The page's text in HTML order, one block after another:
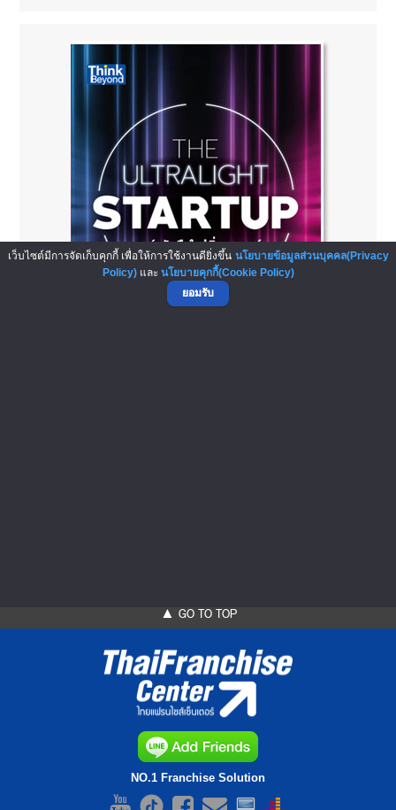
▲ GO TO TOP
NO.1 Franchise Solution
เว็บไซต์มีการจัดเก็บคุกกี้ เพื่อให้การใช้งานดียิ่งขึ้น นโยบายข้อมูลส่วนบุคคล(Privacy
Policy)และ นโยบายคุกกี้(Cookie Policy)
ยอมรับ